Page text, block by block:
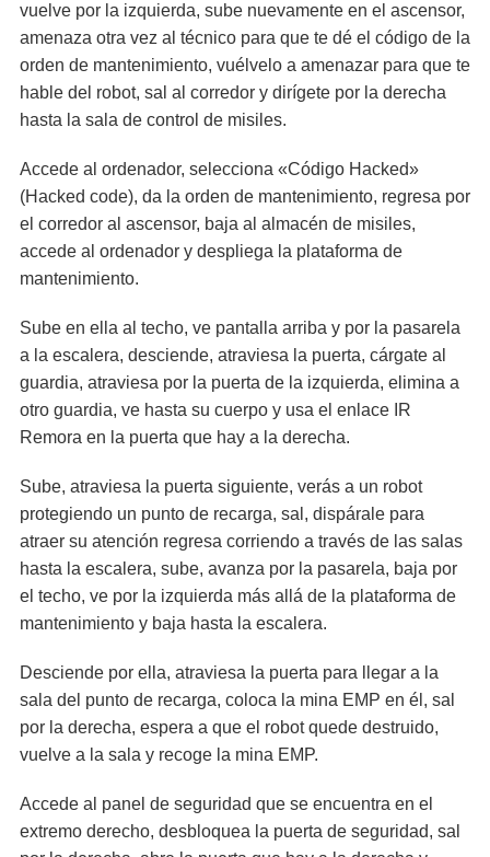
vuelve por la izquierda, sube nuevamente en el ascensor,
amenaza otra vez al técnico para que te dé el código de la
orden de mantenimiento, vuélvelo a amenazar para que te
hable del robot, sal al corredor y dirígete por la derecha
hasta la sala de control de misiles.
Accede al ordenador, selecciona «Código Hacked»
(Hacked code), da la orden de mantenimiento, regresa por
el corredor al ascensor, baja al almacén de misiles,
accede al ordenador y despliega la plataforma de
mantenimiento.
Sube en ella al techo, ve pantalla arriba y por la pasarela
a la escalera, desciende, atraviesa la puerta, cárgate al
guardia, atraviesa por la puerta de la izquierda, elimina a
otro guardia, ve hasta su cuerpo y usa el enlace IR
Remora en la puerta que hay a la derecha.
Sube, atraviesa la puerta siguiente, verás a un robot
protegiendo un punto de recarga, sal, dispárale para
atraer su atención regresa corriendo a través de las salas
hasta la escalera, sube, avanza por la pasarela, baja por
el techo, ve por la izquierda más allá de la plataforma de
mantenimiento y baja hasta la escalera.
Desciende por ella, atraviesa la puerta para llegar a la
sala del punto de recarga, coloca la mina EMP en él, sal
por la derecha, espera a que el robot quede destruido,
vuelve a la sala y recoge la mina EMP.
Accede al panel de seguridad que se encuentra en el
extremo derecho, desbloquea la puerta de seguridad, sal